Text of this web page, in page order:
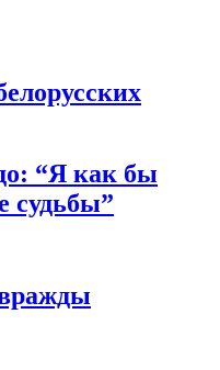
“Я как бы
судьбы”